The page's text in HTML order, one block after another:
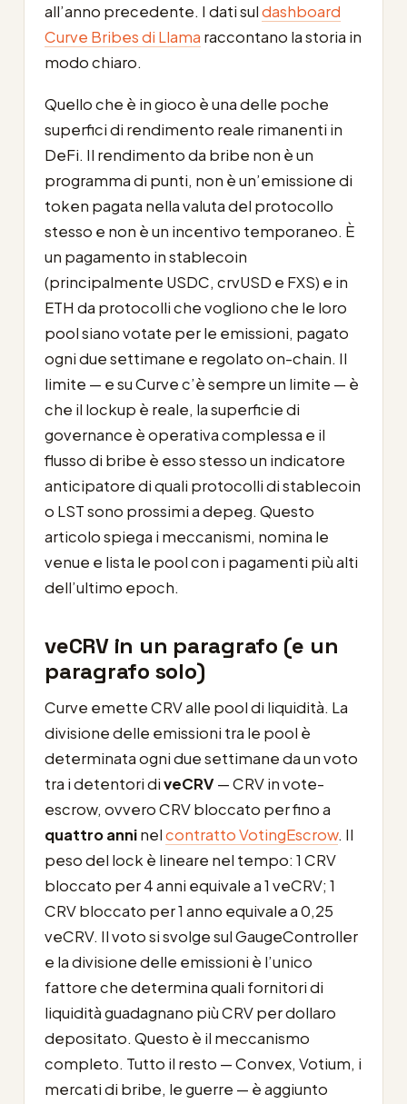
all’anno precedente. I dati suldashboard
Curve Bribes di Llama raccontano la storia in
modo chiaro.
Quello che è in gioco è una delle poche
superfici di rendimento reale rimanenti in
DeFi. Il rendimento da bribe non è un
programma di punti, non è un’emissione di
token pagata nella valuta del protocollo
stesso e non è un incentivo temporaneo. È
un pagamento in stablecoin
(principalmente USDC, crvUSD e FXS) e in
ETH da protocolli che vogliono che le loro
pool siano votate per le emissioni, pagato
ogni due settimane e regolato on-chain. Il
limite — e su Curve c’è sempre un limite — è
che il lockup è reale, la superficie di
governance è operativa complessa e il
flusso di bribe è esso stesso un indicatore
anticipatore di quali protocolli di stablecoin
o LST sono prossimi a depeg. Questo
articolo spiega i meccanismi, nomina le
venue e lista le pool con i pagamenti più alti
dell’ultimo epoch.
veCRV in un paragrafo (e un
paragrafo solo)
Curve emette CRV alle pool di liquidità. La
divisione delle emissioni tra le pool è
determinata ogni due settimane da un voto
tra i detentori diveCRV— CRV in vote-
escrow, ovvero CRV bloccato per fino a
quattro anninelcontratto VotingEscrow. Il
peso del lock è lineare nel tempo: 1 CRV
bloccato per 4 anni equivale a 1 veCRV; 1
CRV bloccato per 1 anno equivale a 0,25
veCRV. Il voto si svolge sul GaugeController
e la divisione delle emissioni è l’unico
fattore che determina quali fornitori di
liquidità guadagnano più CRV per dollaro
depositato. Questo è il meccanismo
completo. Tutto il resto — Convex, Votium, i
mercati di bribe, le guerre — è aggiunto